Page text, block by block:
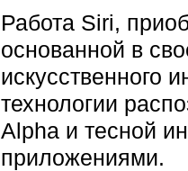
Работа Siri,
основанной в
искусственного
технологии
Alpha и тесной
приложениями.